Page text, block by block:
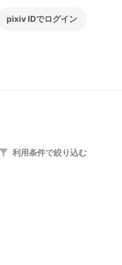
pixiv IDでログイン
利用条件で絞り込む